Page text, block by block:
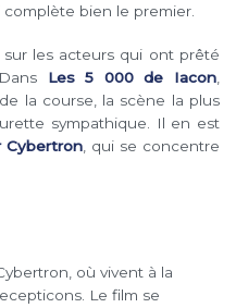
bien le premier.
les acteurs qui ont prêté
Les 5 000 de Iacon
la course, la scène la plus
sympathique. Il en est
Cybertron, qui se concentre
où vivent à la
Le film se